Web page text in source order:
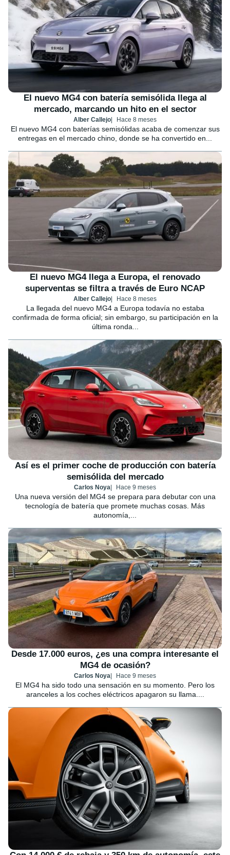
El nuevo MG4 con batería semisólida llega al
mercado, marcando un hito en el sector
Alber Callejo Hace 8 meses
El nuevo MG4 con baterías semisólidas acaba de comenzar sus
entregas en el mercado chino, donde se ha convertido en...
El nuevo MG4 llega a Europa, el renovado
superventas se filtra a través de Euro NCAP
Alber Callejo Hace 8 meses
La llegada del nuevo MG4 a Europa todavía no estaba
confirmada de forma oficial; sin embargo, su participación en la
última ronda...
Así es el primer coche de producción con batería
semisólida del mercado
Carlos Noya Hace 9 meses
Una nueva versión del MG4 se prepara para debutar con una
tecnología de batería que promete muchas cosas. Más
autonomía,...
Desde 17.000 euros, ¿es una compra interesante el
MG4 de ocasión?
Carlos Noya Hace 9 meses
El MG4 ha sido todo una sensación en su momento. Pero los
aranceles a los coches eléctricos apagaron su llama....